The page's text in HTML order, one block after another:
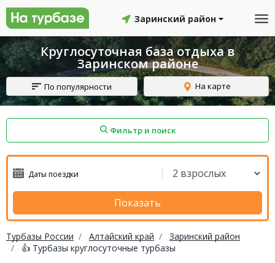
Заринский район
Круглосуточная база отдыха в
Заринском районе
По популярности На карте
Фильтр и поиск
Показать
Турбазы России Алтайский край
Заринский район
👍 Турбазы круглосуточные турбазы
Смоленский район Топчихинский район
Красноборский район
Онежский район